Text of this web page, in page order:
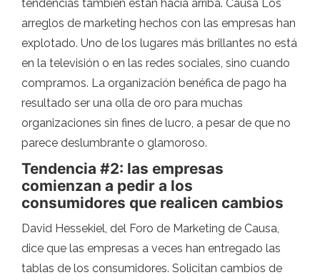
tendencias también están hacia arriba. Causa Los
arreglos de marketing hechos con las empresas han
explotado. Uno de los lugares más brillantes no está
en la televisión o en las redes sociales, sino cuando
compramos. La organización benéfica de pago ha
resultado ser una olla de oro para muchas
organizaciones sin fines de lucro, a pesar de que no
parece deslumbrante o glamoroso.
Tendencia #2: las empresas
comienzan a pedir a los
consumidores que realicen cambios
David Hessekiel, del Foro de Marketing de Causa,
dice que las empresas a veces han entregado las
tablas de los consumidores. Solicitan cambios de